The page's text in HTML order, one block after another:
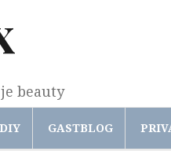
beauty
GASTBLOG